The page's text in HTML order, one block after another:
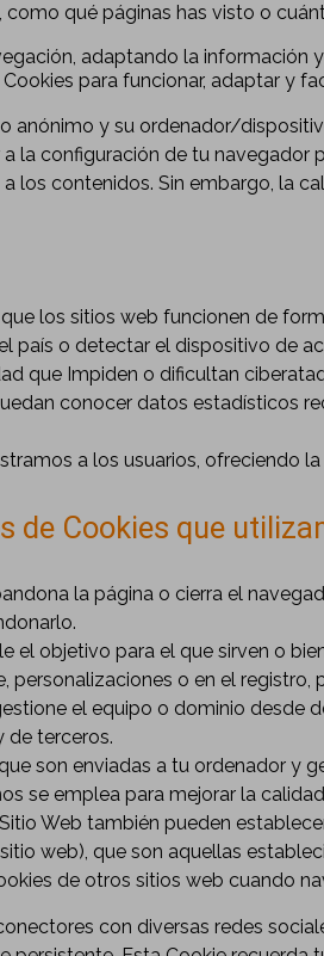
qué páginas has visto o
adaptando la
para funcionar, adaptar y
anónimo y su ordenador/
la configuración de tu
los contenidos. Sin embargo, la
los sitios web funcionen de
país o detectar el dispositivo de
que Impiden o dificultan
conocer datos estadísticos
a los usuarios, ofreciendo la
de Cookies que
la página o cierra el
el objetivo para el que sirven o
o en el
el equipo o dominio desde
de terceros.
son enviadas a tu ordenador
se emplea para mejorar la
Web también pueden
web), que son aquellas
de otros sitios web cuando
con diversas redes